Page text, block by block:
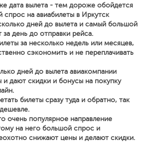
дата вылета - тем дороже обойдется
спрос на авиабилеты в Иркутск
дней до вылета и самый большой
за день до отправки рейса.
за несколько недель или месяцев,
сэкономить и не переплачивать
дней до вылета авиакомпании
дают скидки и бонусы на покупку
билеты сразу туда и обратно, так
очень популярное направление
на него большой спрос и
снижают цены и делают скидки.